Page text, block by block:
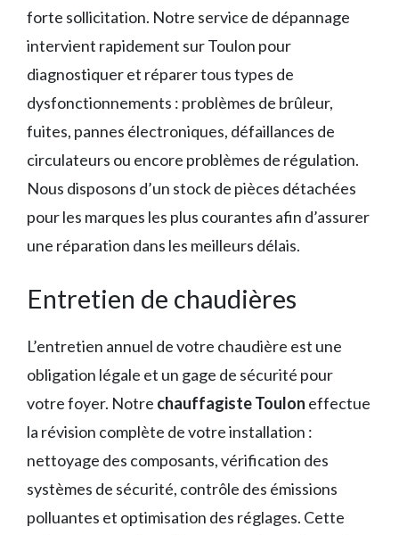
forte sollicitation. Notre service de dépannage
intervient rapidement sur Toulon pour
diagnostiquer et réparer tous types de
dysfonctionnements : problèmes de brûleur,
fuites, pannes électroniques, défaillances de
circulateurs ou encore problèmes de régulation.
Nous disposons d’un stock de pièces détachées
pour les marques les plus courantes afin d’assurer
une réparation dans les meilleurs délais.
Entretien de chaudières
L’entretien annuel de votre chaudière est une
obligation légale et un gage de sécurité pour
votre foyer. Notre chauffagiste Toulon effectue
la révision complète de votre installation :
nettoyage des composants, vérification des
systèmes de sécurité, contrôle des émissions
polluantes et optimisation des réglages. Cette